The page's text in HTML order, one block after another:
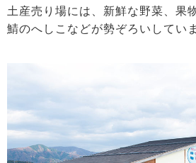
土産売り場には、新鮮な野菜、果
鯖のへしこなどが勢ぞろいしてい